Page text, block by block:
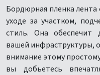
Бордюрная пленка
уходе за участком,
стиль. Она обеспечит
вашей инфраструктуры,
внимание этому
вы добьетесь